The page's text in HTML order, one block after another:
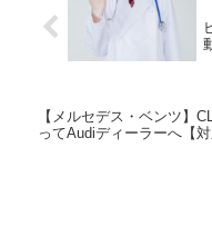
【メルセデス・ベンツ】
ってAudiディーラーへ【対